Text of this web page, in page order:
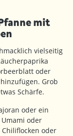
mit
vielseitig
oder
Grob
Schärfe.
oder ein
oder
oder